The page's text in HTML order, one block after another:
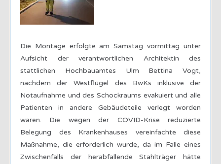
Die Montage erfolgte am Samstag vormittag unter
Aufsicht der verantwortlichen Architektin des
stattlichen Hochbauamtes Ulm Bettina Vogt,
nachdem der Westflügel des BwKs inklusive der
Notaufnahme und des Schockraums evakuiert und alle
Patienten in andere Gebäudeteile verlegt worden
waren. Die wegen der COVID-Krise reduzierte
Belegung des Krankenhauses vereinfachte diese
Maßnahme, die erforderlich wurde, da im Falle eines
Zwischenfalls der herabfallende Stahlträger hätte